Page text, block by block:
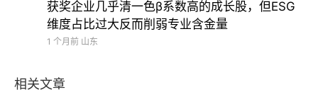
越商企服务(06989.HK)
ESG创新实践卓越企业
锅圈(02517.HK)、美团-W(03690.HK)、时代数字
获奖企业几乎清一色β系数高的成长股，但ESG
维度占比过大反而削弱专业含金量
1 个月前 山东
相关文章